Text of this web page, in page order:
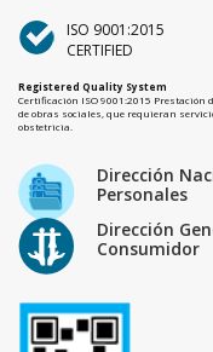
ISO 9001:2015
CERTIFIED
Registered Quality System
Certificación ISO 9001:2015
de obras sociales, que requieran
obstetricia.
Dirección
Personales
Dirección
Consumidor